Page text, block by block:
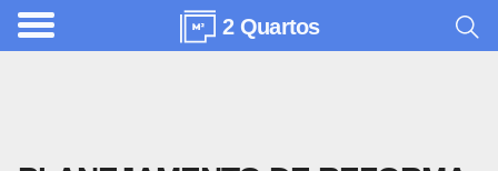
2 Quartos
A